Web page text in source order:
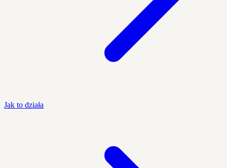
Jak to działa